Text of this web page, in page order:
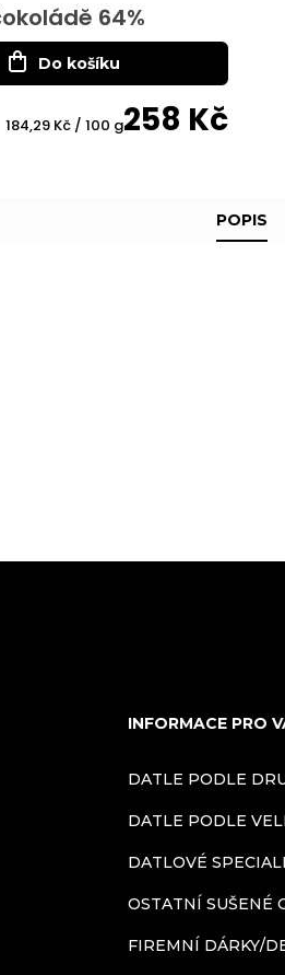
64%
258 Kč
Měrná
184,29 Kč / 100 g
Do košíku
POPIS
INFORMACE PRO
DATLE PODLE
DATLE PODLE
DATLOVÉ
OSTATNÍ SUŠENÉ
FIREMNÍ DÁRKY/